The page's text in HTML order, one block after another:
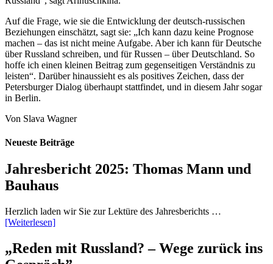
Auf die Frage, wie sie die Entwicklung der deutsch-russischen
Beziehungen einschätzt, sagt sie: „Ich kann dazu keine Prognose
machen – das ist nicht meine Aufgabe. Aber ich kann für Deutsche
über Russland schreiben, und für Russen – über Deutschland. So
hoffe ich einen kleinen Beitrag zum gegenseitigen Verständnis zu
leisten“. Darüber hinaussieht es als positives Zeichen, dass der
Petersburger Dialog überhaupt stattfindet, und in diesem Jahr sogar
in Berlin.
Von Slava Wagner
Neueste Beiträge
Jahresbericht 2025: Thomas Mann und
Bauhaus
Herzlich laden wir Sie zur Lektüre des Jahresberichts …
[Weiterlesen]
„Reden mit Russland? – Wege zurück ins